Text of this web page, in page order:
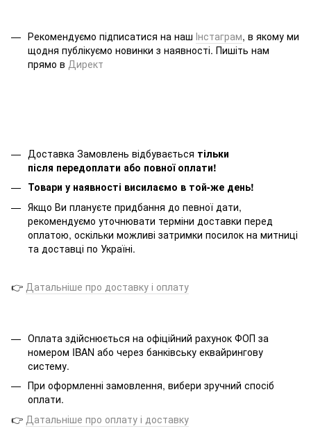
Рекомендуємо підписатися на наш Інстаграм, в якому ми
щодня публікуємо новинки з наявності. Пишіть нам
прямо в Директ
Доставка Замовлень відбувається тільки
після передоплати або повної оплати!
Товари у наявності висилаємо в той-же день!
Якщо Ви плануєте придбання до певної дати,
рекомендуємо уточнювати терміни доставки перед
оплатою, оскільки можливі затримки посилок на митниці
та доставці по Україні.
👉 Датальніше про доставку і оплату
Оплата здійснюється на офіційний рахунок ФОП за
номером IBAN або через банківську еквайрингову
систему.
При оформленні замовлення, вибери зручний спосіб
оплати.
👉 Датальніше про оплату і доставку